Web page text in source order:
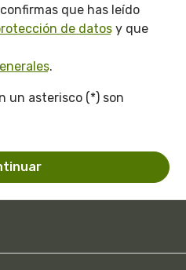
que has leído
de datos y que
.
un asterisco (*) son